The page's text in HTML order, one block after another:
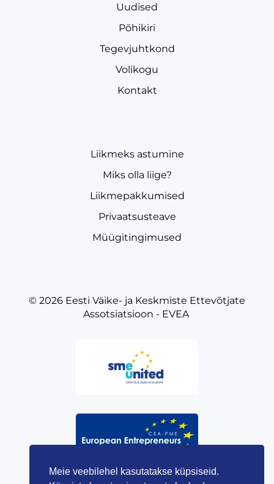
Uudised
Põhikiri
Tegevjuhtkond
Volikogu
Kontakt
Liikmeks astumine
Miks olla liige?
Liikmepakkumised
Privaatsusteave
Müügitingimused
© 2026 Eesti Väike- ja Keskmiste Ettevõtjate
Assotsiatsioon - EVEA
Meie veebilehel kasutatakse küpsiseid.